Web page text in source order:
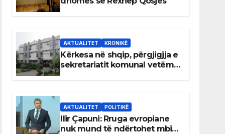
AKTUALITET KRONIKË
Kërkesa në shqip, përgjigjja e
sekretariatit komunal vetëm
AKTUALITET POLITIKË
Ilir Çapuni: Rruga evropiane
nuk mund të ndërtohet mbi